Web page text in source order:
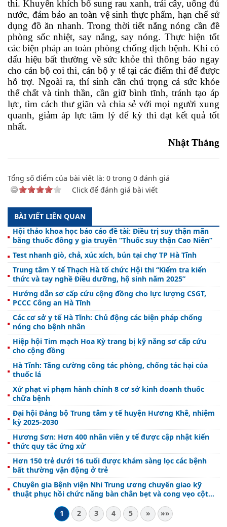
thi. Khuyến khích bổ sung rau xanh, trái cây, uống đủ
nước, đảm bảo an toàn vệ sinh thực phẩm, hạn chế sử
dụng đồ ăn nhanh. Trong thời tiết nắng nóng cần đề
phòng sốc nhiệt, say nắng, say nóng. Thực hiện tốt
các biện pháp an toàn phòng chống dịch bệnh. Khi có
dấu hiệu bất thường về sức khỏe thì thông báo ngay
cho cán bộ coi thi, cán bộ y tế tại các điểm thi để được
hỗ trợ. Ngoài ra, thí sinh cần chú trọng cả sức khỏe
thể chất và tinh thần, cần giữ bình tĩnh, tránh tạo áp
lực, tìm cách thư giãn và chia sẻ với mọi người xung
quanh, giảm áp lực tâm lý để kỳ thì đạt kết quả tốt
nhất.
Nhật Thắng
Tổng số điểm của bài viết là: 0 trong 0 đánh giá
Click để đánh giá bài viết
BÀI VIẾT LIÊN QUAN
Hội thảo khoa học báo cáo đề tài: Điều trị suy thận mãn
bằng thuốc đông y gia truyền “Thuốc suy thận Cao Niên”
Test nhanh giò, chả, xúc xích, bún tại chợ TP Hà Tĩnh
Trung tâm Y tế Thạch Hà tổ chức Hội thi “Kiểm tra kiến
thức và tay nghề Điều dưỡng, hộ sinh năm 2025”
Hướng dẫn sơ cấp cứu cộng đồng cho lực lượng CSGT,
PCCC Công an Hà Tĩnh
Các cơ sở y tế Hà Tĩnh: Chủ động các biện pháp chống
nóng cho bệnh nhân
Hiệp hội Tim mạch Hoa Kỳ trang bị kỹ năng sơ cấp cứu
cho cộng đồng
Hà Tĩnh: Tăng cường công tác phòng, chống tác hại của
thuốc lá
Xử phạt vi phạm hành chính 8 cơ sở kinh doanh thuốc
chữa bệnh
Đại hội Đảng bộ Trung tâm y tế huyện Hương Khê, nhiệm
kỳ 2025-2030
Hương Sơn: Hơn 400 nhân viên y tế được cập nhật kiến
thức quy tắc ứng xử
Hơn 150 trẻ dưới 16 tuổi được khám sàng lọc các bệnh
bất thường vận động ở trẻ
Chuyên gia Bệnh viện Nhi Trung ương chuyển giao kỹ
thuật phục hồi chức năng bàn chân bẹt và cong vẹo cột
1
2 3 4 5 » »»